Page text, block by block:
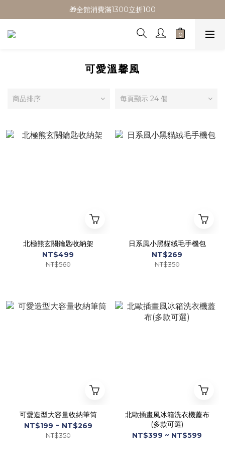
🎁全館消費滿1300立折100
🎁全館消費滿1300立折100
🎉新會員首購/超取免運
🎁全館消費滿1300立折100
可愛溫馨風
商品排序 每頁顯示 24 個
北極熊玄關鑰匙收納架
NT$499
NT$560
日系風小黑貓絨毛手機包
NT$269
NT$350
可愛造型大容量收納筆筒
NT$199 ~ NT$269
NT$350
北歐插畫風冰箱洗衣機蓋布
(多款可選)
NT$399 ~ NT$599